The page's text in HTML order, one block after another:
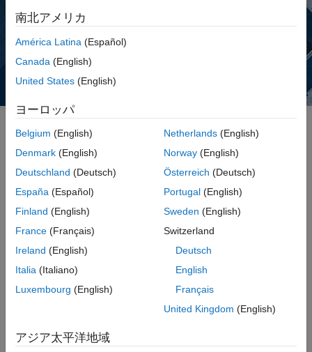
ライブエディターとは
実行可能なノートブックを作成する
コード、出力、書式設定されたテキストが一纏めのスクリプトを作
成しましょう。コードを、管理しやすい、個別に実行できるセクシ
コードの横に表示されます。書式設定されたテキスト、見出し、画
像、ハイパーリンクを使用して、コードや結果の品質を高めること
もできます。対話型の数式エディターを使用するか、LaTeX を使用
ライブエディターとは ライブエディターとは
南北アメリカ
América Latina (Español)
Canada (English)
United States (English)
ヨーロッパ
Belgium (English)
Denmark (English)
Deutschland (Deutsch)
España (Español)
Finland (English)
France (Français)
Ireland (English)
Italia (Italiano)
Luxembourg (English)
Netherlands(English)
Norway(English)
Österreich (Deutsch)
Portugal(English)
Sweden (English)
Switzerland
Deutsch
English
Français
United Kingdom (English)
アジア太平洋地域